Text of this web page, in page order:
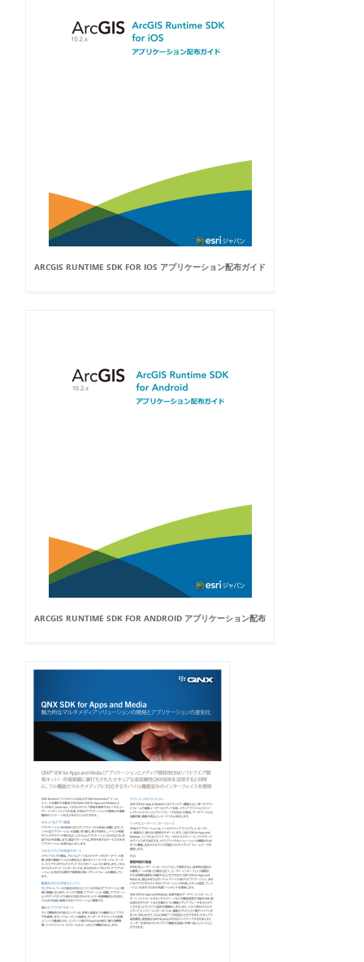
ARCGIS RUNTIME SDK FOR IOS アプリケーション配布ガイド
ARCGIS RUNTIME SDK FOR ANDROID アプリケーション配布